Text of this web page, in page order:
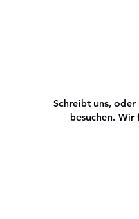
Schreibt uns,
besuchen. Wir